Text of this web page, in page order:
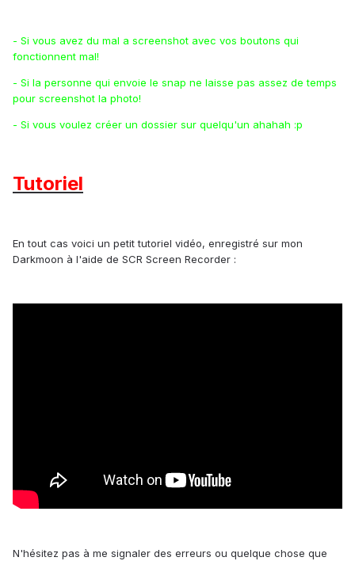
- Si vous avez du mal a screenshot avec vos boutons qui
fonctionnent mal!
- Si la personne qui envoie le snap ne laisse pas assez de temps
pour screenshot la photo!
- Si vous voulez créer un dossier sur quelqu'un ahahah :p
Tutoriel
En tout cas voici un petit tutoriel vidéo, enregistré sur mon
Darkmoon à l'aide de SCR Screen Recorder :
N'hésitez pas à me signaler des erreurs ou quelque chose que